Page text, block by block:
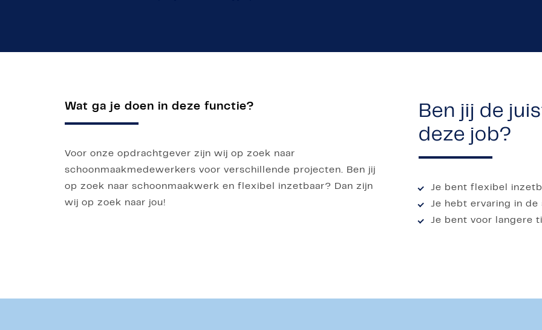
Wat ga je doen in deze functie?
Voor onze opdrachtgever zijn wij op zoek naar
schoonmaakmedewerkers voor verschillende projecten. Ben jij
op zoek naar schoonmaakwerk en flexibel inzetbaar? Dan zijn
wij op zoek naar jou!
Ben jij de
deze job?
Je bent flexibel
Je hebt ervaring in
Je bent voor langere